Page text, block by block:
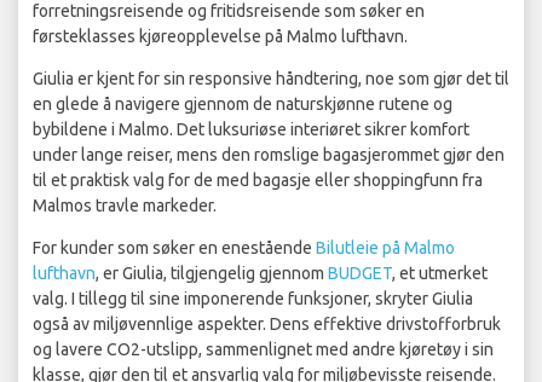
forretningsreisende og fritidsreisende som søker en
førsteklasses kjøreopplevelse på Malmo lufthavn.
Giulia er kjent for sin responsive håndtering, noe som gjør det til
en glede å navigere gjennom de naturskjønne rutene og
bybildene i Malmo. Det luksuriøse interiøret sikrer komfort
under lange reiser, mens den romslige bagasjerommet gjør den
til et praktisk valg for de med bagasje eller shoppingfunn fra
Malmos travle markeder.
For kunder som søker en enestående Bilutleie på Malmo
lufthavn, er Giulia, tilgjengelig gjennom BUDGET, et utmerket
valg. I tillegg til sine imponerende funksjoner, skryter Giulia
også av miljøvennlige aspekter. Dens effektive drivstofforbruk
og lavere CO2-utslipp, sammenlignet med andre kjøretøy i sin
klasse, gjør den til et ansvarlig valg for miljøbevisste reisende.